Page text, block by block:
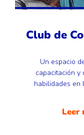
Club de
Un espacio
capacitación y
habilidades en
Leer